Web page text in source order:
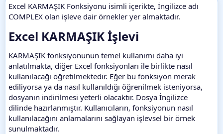
Excel KARMAŞIK Fonksiyonu isimli içerikte, İngilizce adı
COMPLEX olan işleve dair örnekler yer almaktadır.
Excel KARMAŞIK İşlevi​
KARMAŞIK fonksiyonunun temel kullanımı daha iyi
anlatılmakta, diğer Excel fonksiyonları ile birlikte nasıl
kullanılacağı öğretilmektedir. Eğer bu fonksiyon merak
ediliyorsa ya da nasıl kullanıldığı öğrenilmek isteniyorsa,
dosyanın indirilmesi yeterli olacaktır. Dosya İngilizce
dilinde hazırlanmıştır. Kullanıcıların, fonksiyonun nasıl
kullanılacağını anlamalarını sağlayan işlevsel bir örnek
sunulmaktadır.